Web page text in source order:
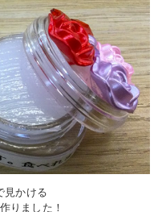
見かける
りました！